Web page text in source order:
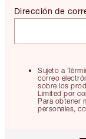
Sujeto a
correo
sobre los
Limited por
Para obtener
personales,
Dirección de